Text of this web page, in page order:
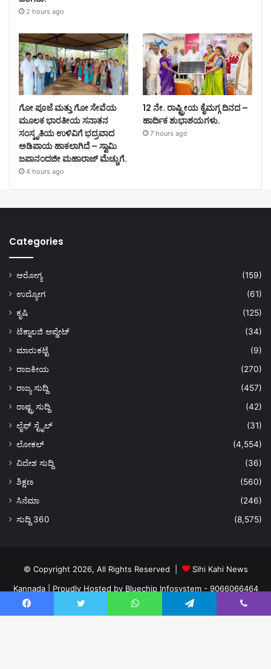
2 hours ago
ಗೋ ಪೂಜೆ ಮತ್ತು ಗೋ ಸೇವೆಯ
ಮೂಲಕ ಭಾರತೀಯ ಸನಾತನ
ಸಂಸ್ಕೃತಿಯ ಉಳಿವಿಗೆ ಭದ್ರವಾದ
ಅಡಿಪಾಯ ಹಾಕಲಾಗಿದೆ – ಸ್ವಾಮಿ
ಜಪಾನಂದಜೀ ಮಹಾರಾಜ್ ಮೆಚ್ಚುಗೆ.
4 hours ago
12 ನೇ. ರಾಷ್ಟ್ರೀಯ ಕೈಮಗ್ಗ ದಿನದ –
ಹಾರ್ದಿಕ ಶುಭಾಶಯಗಳು.
7 hours ago
Categories
ಆರೋಗ್ಯ
(159)
ಉದ್ಯೋಗ
(61)
ಕೃಷಿ
(125)
ಟೆಕ್ನಾಲಜಿ ಅಪ್ಡೇಟ್
(34)
ಮಾರುಕಟ್ಟೆ
(9)
ರಾಜಕೀಯ
(270)
ರಾಜ್ಯ ಸುದ್ದಿ
(457)
ರಾಷ್ಟ್ರ ಸುದ್ದಿ
(42)
ಲೈಫ್ ಸ್ಟೈಲ್
(31)
ಲೋಕಲ್
(4,554)
ವಿದೇಶ ಸುದ್ದಿ
(36)
ಶಿಕ್ಷಣ
(560)
ಸಿನೆಮಾ
(246)
ಸುದ್ದಿ 360
(8,575)
© Copyright 2026, All Rights Reserved |
Sihi Kahi News
Kannada| Proudly Hosted by Bluechip Infosystem - 9066066464
About US
Privacy Policy Ads Policy
Terms and Conditions
Facebook Twitter WhatsApp Telegram Viber